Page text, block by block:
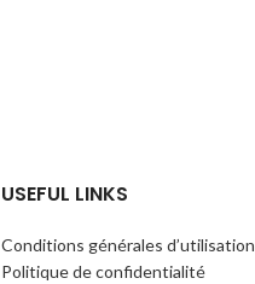
USEFUL LINKS
Conditions générales d’utilisation
Politique de confidentialité